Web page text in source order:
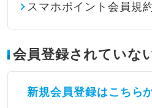
スマホポイント会員規
会員登録されていな
新規会員登録はこちら